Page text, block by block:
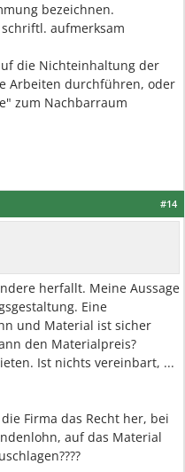
bezeichnen.
aufmerksam
die Nichteinhaltung der
Arbeiten durchführen, oder
zum Nachbarraum
#14
herfallt. Meine Aussage
Eine
und Material ist sicher
den Materialpreis?
Ist nichts vereinbart, ...
Firma das Recht her, bei
auf das Material